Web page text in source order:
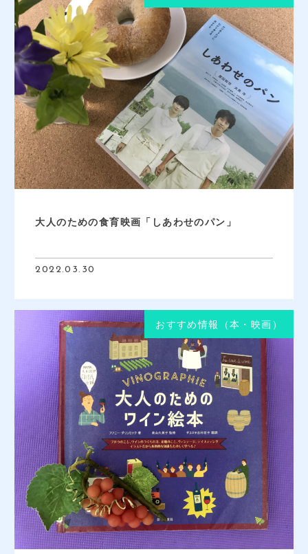
大人のための食育映画「しあわせのパン」
2022.03.30
おすすめ情報（本・映画）